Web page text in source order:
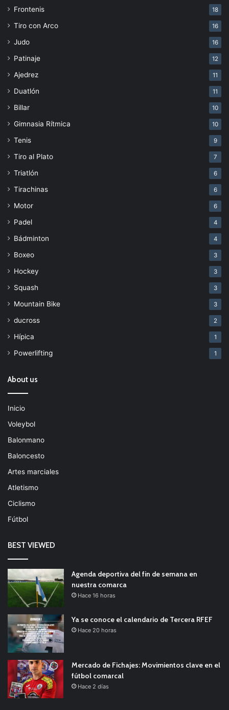
Frontenis 18
Tiro con Arco 16
Judo 16
Patinaje 12
Ajedrez 11
Duatlón 11
Billar 10
Gimnasia Rítmica 10
Tenis 9
Tiro al Plato 7
Triatlón 6
Tirachinas 6
Motor 6
Padel 4
Bádminton 4
Boxeo 3
Hockey 3
Squash 3
Mountain Bike 3
ducross 2
Hípica 1
Powerlifting 1
About us
Inicio
Voleybol
Balonmano
Baloncesto
Artes marciales
Atletismo
Ciclismo
Fútbol
BEST VIEWED
Agenda deportiva del fin de semana en
nuestra comarca
Hace 16 horas
Ya se conoce el calendario de Tercera RFEF
Hace 20 horas
Mercado de Fichajes: Movimientos clave en el
fútbol comarcal
Hace 2 días